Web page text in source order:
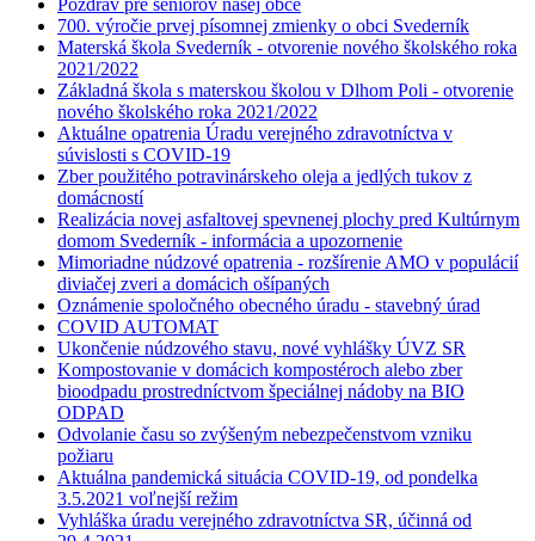
Pozdrav pre seniorov našej obce
700. výročie prvej písomnej zmienky o obci Svederník
Materská škola Svederník - otvorenie nového školského roka
2021/2022
Základná škola s materskou školou v Dlhom Poli - otvorenie
nového školského roka 2021/2022
Aktuálne opatrenia Úradu verejného zdravotníctva v
súvislosti s COVID-19
Zber použitého potravinárskeho oleja a jedlých tukov z
domácností
Realizácia novej asfaltovej spevnenej plochy pred Kultúrnym
domom Svederník - informácia a upozornenie
Mimoriadne núdzové opatrenia - rozšírenie AMO v populácií
diviačej zveri a domácich ošípaných
Oznámenie spoločného obecného úradu - stavebný úrad
COVID AUTOMAT
Ukončenie núdzového stavu, nové vyhlášky ÚVZ SR
Kompostovanie v domácich kompostéroch alebo zber
bioodpadu prostredníctvom špeciálnej nádoby na BIO
ODPAD
Odvolanie času so zvýšeným nebezpečenstvom vzniku
požiaru
Aktuálna pandemická situácia COVID-19, od pondelka
3.5.2021 voľnejší režim
Vyhláška úradu verejného zdravotníctva SR, účinná od